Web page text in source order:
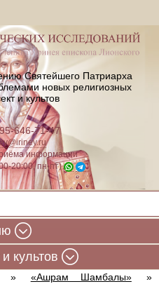
Святейшего Патриарха
новых религиозных
и культов
646-71-47
информации
20:00, пн-пт)
культов
» «Ашрам Шамбалы»
»